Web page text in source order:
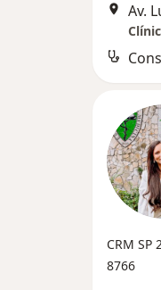
Av.
CRM SP
8766